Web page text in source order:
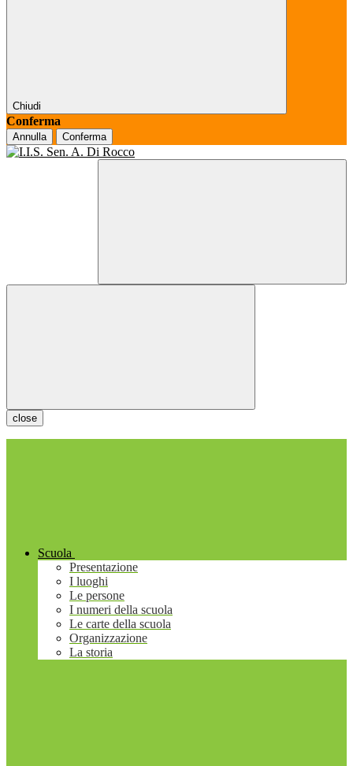
Chiudi
Conferma
Annulla Conferma
close
Scuola
Presentazione
I luoghi
Le persone
I numeri della scuola
Le carte della scuola
Organizzazione
La storia